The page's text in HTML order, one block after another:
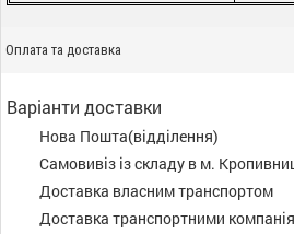
Оплата та доставка
Варіанти доставки
Нова Пошта(відділення)
Самовивіз із складу в м.
Доставка власним транспортом
Доставка транспортними